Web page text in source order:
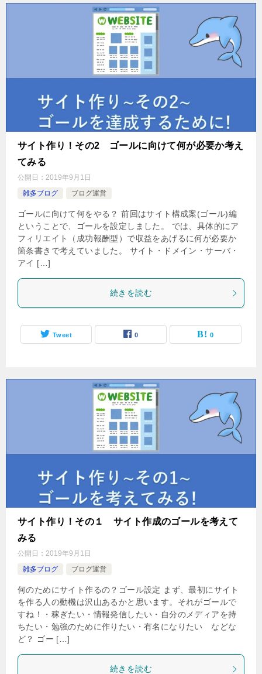
サイト作り！その2 ゴールに向けて何が必要か考え
てみる
公開日： 2019年9月1日
雑多ブログ
ブログ運営
ゴールに向けて何をやる？ 前回はサイト構成案(ゴール)編
ということで、ゴールを設定しました。 では、具体的にア
フィリエイト（成功報酬型）で収益をあげるに何が必要か
箇条書きで考えていました。 サイト・ドメイン・サーバ・
アイ […]
続きを読む
Tweet 0 0
サイト作り！その１ サイト作成のゴールを考えて
みる
公開日： 2019年9月1日
雑多ブログ
ブログ運営
何のためにサイト作るの？ゴール設定 まず、最初にサイト
を作る人の動機は沢山あるかと思います。それがゴールで
すね！・稼ぎたい・情報発信したい・自分のメディアを持
ちたい・勉強のために作りたい・有名になりたい などな
ど？ ゴー […]
続きを読む